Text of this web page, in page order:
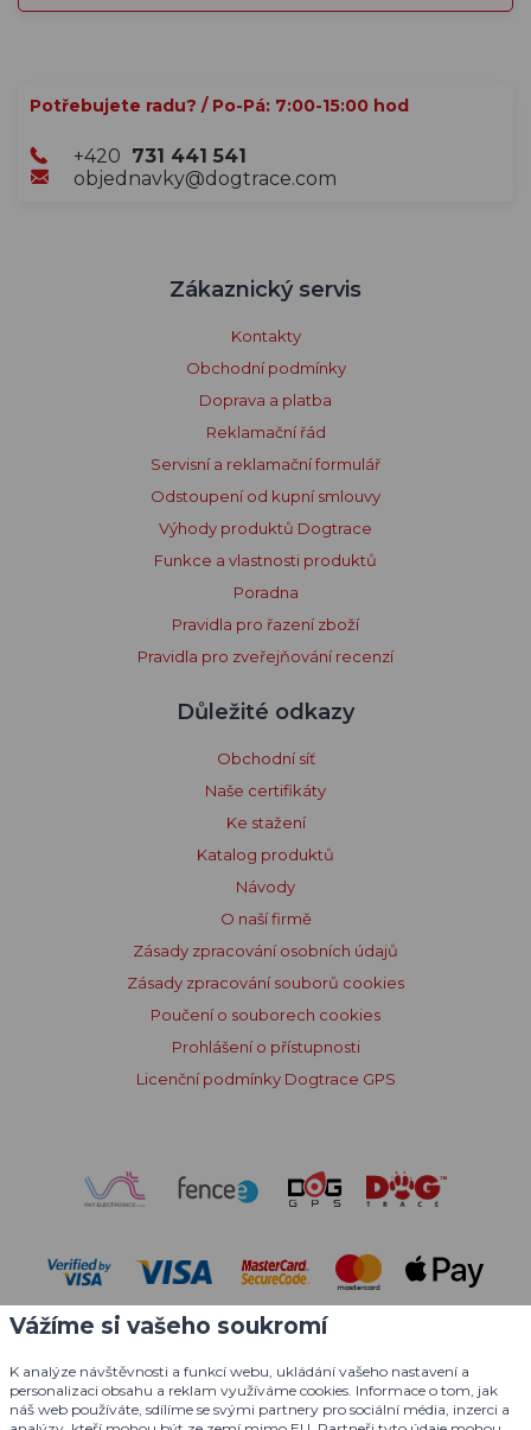
Potřebujete radu? / Po-Pá: 7:00-15:00 hod
+420 731 441 541
objednavky@dogtrace.com
Zákaznický servis
Kontakty
Obchodní podmínky
Doprava a platba
Reklamační řád
Servisní a reklamační formulář
Odstoupení od kupní smlouvy
Výhody produktů Dogtrace
Funkce a vlastnosti produktů
Poradna
Pravidla pro řazení zboží
Pravidla pro zveřejňování recenzí
Důležité odkazy
Obchodní síť
Naše certifikáty
Ke stažení
Katalog produktů
Návody
O naší firmě
Zásady zpracování osobních údajů
Zásady zpracování souborů cookies
Poučení o souborech cookies
Prohlášení o přístupnosti
Licenční podmínky Dogtrace GPS
Vážíme si vašeho soukromí
K analýze návštěvnosti a funkcí webu, ukládání vašeho nastavení a
personalizaci obsahu a reklam využíváme cookies. Informace o tom, jak
náš web používáte, sdílíme se svými partnery pro sociální média, inzerci a